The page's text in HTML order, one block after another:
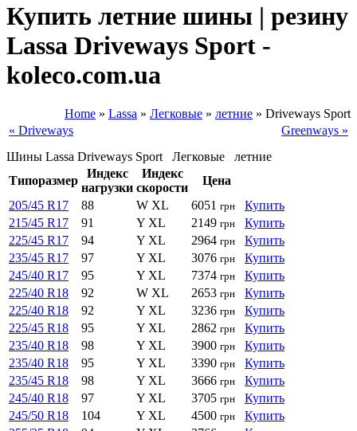
Купить летние шины | резину
Lassa Driveways Sport -
koleco.com.ua
Home » Lassa » Легковые » летние » Driveways Sport
« Driveways
Greenways »
Шины Lassa Driveways Sport Легковые летние
Типоразмер
Индекс
нагрузки
Индекс
скорости
Цена
205/45 R17
88 W XL 6051 грн
Купить
215/45 R17
91 Y XL 2149 грн
Купить
225/45 R17
94 Y XL 2964 грн
Купить
235/45 R17
97 Y XL 3076 грн
Купить
245/40 R17
95 Y XL 7374 грн
Купить
225/40 R18
92 W XL 2653 грн
Купить
225/40 R18
92 Y XL 3236 грн
Купить
225/45 R18
95 Y XL 2862 грн
Купить
235/40 R18
98 Y XL 3900 грн
Купить
235/40 R18
95 Y XL 3390 грн
Купить
235/45 R18
98 Y XL 3666 грн
Купить
245/40 R18
97 Y XL 3705 грн
Купить
245/50 R18
104 Y XL 4500 грн
Купить